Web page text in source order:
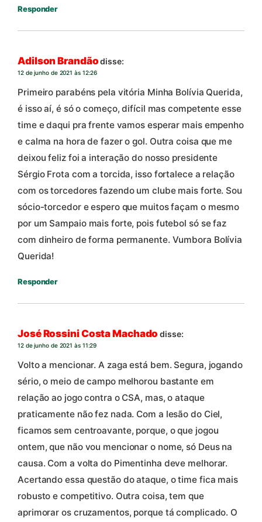
Responder
Adilson Brandão disse:
12 de junho de 2021 às 12:26
Primeiro parabéns pela vitória Minha Bolívia Querida,
é isso aí, é só o começo, difícil mas competente esse
time e daqui pra frente vamos esperar mais empenho
e calma na hora de fazer o gol. Outra coisa que me
deixou feliz foi a interação do nosso presidente
Sérgio Frota com a torcida, isso fortalece a relação
com os torcedores fazendo um clube mais forte. Sou
sócio-torcedor e espero que muitos façam o mesmo
por um Sampaio mais forte, pois futebol só se faz
com dinheiro de forma permanente. Vumbora Bolívia
Querida!
Responder
José Rossini Costa Machado disse:
12 de junho de 2021 às 11:29
Volto a mencionar. A zaga está bem. Segura, jogando
sério, o meio de campo melhorou bastante em
relação ao jogo contra o CSA, mas, o ataque
praticamente não fez nada. Com a lesão do Ciel,
ficamos sem centroavante, porque, o que jogou
ontem, que não vou mencionar o nome, só Deus na
causa. Com a volta do Pimentinha deve melhorar.
Acertando essa questão do ataque, o time fica mais
robusto e competitivo. Outra coisa, tem que
aprimorar os cruzamentos, porque tá complicado. O